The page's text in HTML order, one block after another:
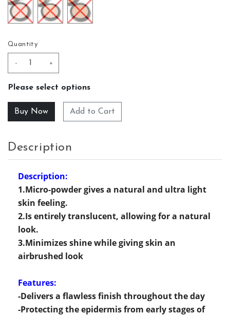
Quantity
- +
Please select options
Add to Cart
Description
Description:
1.Micro-powder gives a natural and ultra light
skin feeling.
2.Is entirely translucent, allowing for a natural
look.
3.Minimizes shine while giving skin an
airbrushed look
Features:
-Delivers a flawless finish throughout the day
-Protecting the epidermis from early stages of